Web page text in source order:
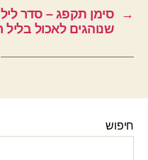
→
סימן תקפג – סדר
שנוהגים לאכול בליל
חיפוש